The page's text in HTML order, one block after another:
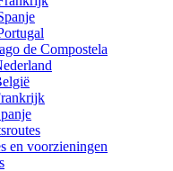
de Compostela
en voorzieningen